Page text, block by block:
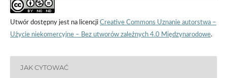
Utwór dostępny jest na licencji Creative Commons Uznanie autorstwa –
Użycie niekomercyjne – Bez utworów zależnych 4.0 Międzynarodowe.
JAK CYTOWAĆ